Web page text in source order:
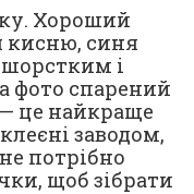
Хороший
кисню, синя
і
фото спарений
це найкраще
заводом,
потрібно
щоб зібрати